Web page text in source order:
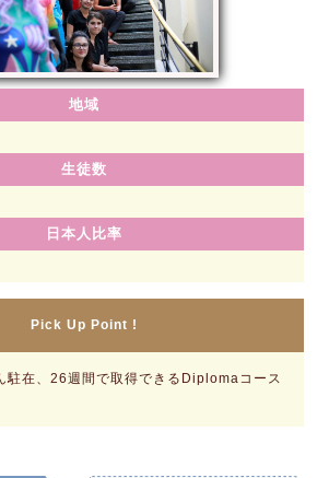
地域
生徒数
日本人比率
Pick Up Point !
駐在、26週間で取得できるDiplomaコース